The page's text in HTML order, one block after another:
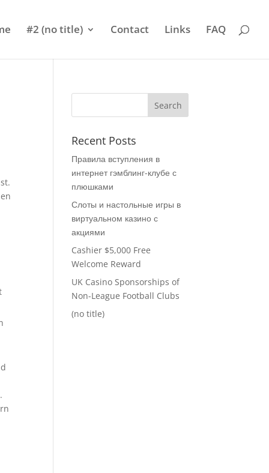
#2 (no title) Contact Links FAQ
Recent Posts
Правила вступления в
интернет гэмблинг-клубе с
плюшками
Слоты и настольные игры в
виртуальном казино с
акциями
Cashier $5,000 Free
Welcome Reward
UK Casino Sponsorships of
Non-League Football Clubs
(no title)